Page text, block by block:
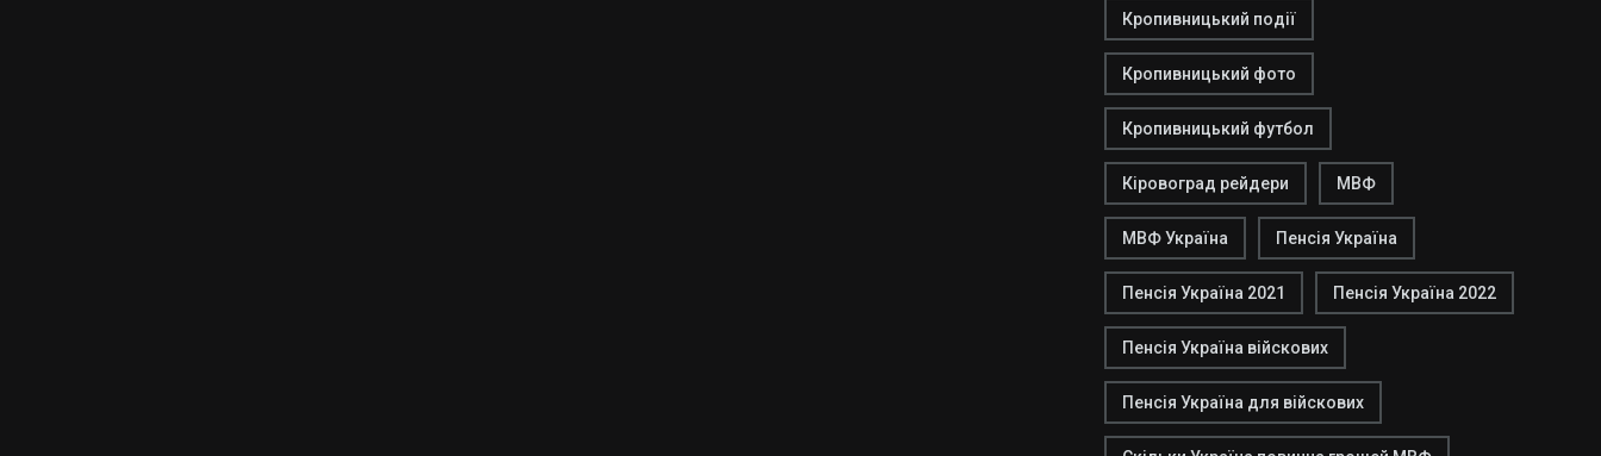
Кропивницький події
Кропивницький фото
Кропивницький футбол
Кіровоград рейдери МВФ
МВФ Україна Пенсія Україна
Пенсія Україна 2021 Пенсія Україна 2022
Пенсія Україна війскових
Пенсія Україна для війскових